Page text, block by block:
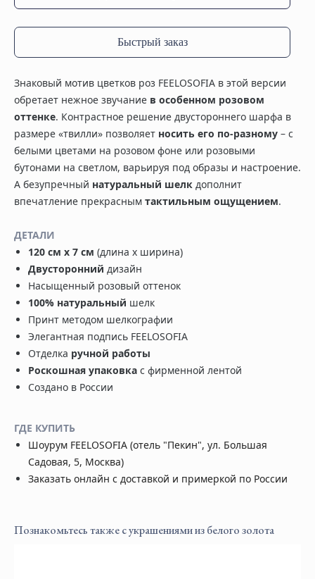
Быстрый заказ
Знаковый мотив цветков роз FEELOSOFIA в этой версии
обретает нежное звучание в особенном розовом
оттенке. Контрастное решение двустороннего шарфа в
размере «твилли» позволяет носить его по-разному – с
белыми цветами на розовом фоне или розовыми
бутонами на светлом, варьируя под образы и настроение.
А безупречный натуральный шелк дополнит
впечатление прекрасным тактильным ощущением.
ДЕТАЛИ
120 см х 7 см (длина х ширина)
Двусторонний дизайн
Насыщенный розовый оттенок
100% натуральный шелк
Принт методом шелкографии
Элегантная подпись FEELOSOFIA
Отделка ручной работы
Роскошная упаковка с фирменной лентой
Создано в России
ГДЕ КУПИТЬ
Шоурум FEELOSOFIA (отель "Пекин", ул. Большая
Садовая, 5, Москва)
Заказать онлайн с доставкой и примеркой по России
Познакомьтесь также с украшениями из белого золота